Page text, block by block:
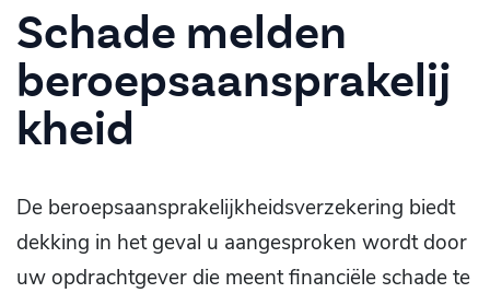
Schade melden
beroepsaansprakelij
kheid
De beroepsaansprakelijkheidsverzekering biedt
dekking in het geval u aangesproken wordt door
uw opdrachtgever die meent financiële schade te